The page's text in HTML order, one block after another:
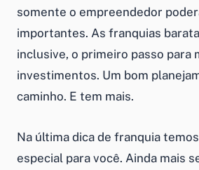
somente o empreendedor
importantes. As franquias
inclusive, o primeiro passo para
investimentos. Um bom
caminho. E tem mais.
Na última dica de franquia
especial para você. Ainda mais